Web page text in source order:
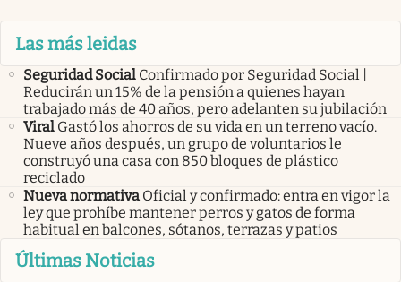
Las más leidas
Seguridad Social Confirmado por Seguridad Social |
Reducirán un 15% de la pensión a quienes hayan
trabajado más de 40 años, pero adelanten su jubilación
Viral Gastó los ahorros de su vida en un terreno vacío.
Nueve años después, un grupo de voluntarios le
construyó una casa con 850 bloques de plástico
reciclado
Nueva normativa Oficial y confirmado: entra en vigor la
ley que prohíbe mantener perros y gatos de forma
habitual en balcones, sótanos, terrazas y patios
Últimas Noticias